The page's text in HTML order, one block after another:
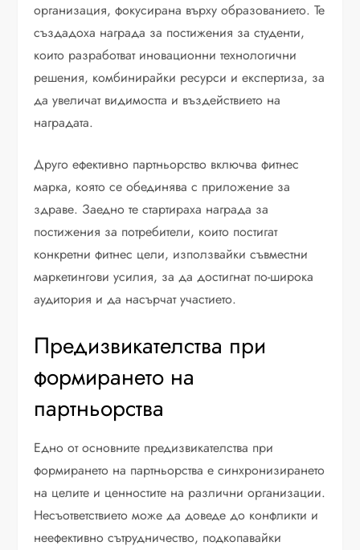
организация, фокусирана върху образованието. Те
създадоха награда за постижения за студенти,
които разработват иновационни технологични
решения, комбинирайки ресурси и експертиза, за
да увеличат видимостта и въздействието на
наградата.
Друго ефективно партньорство включва фитнес
марка, която се обединява с приложение за
здраве. Заедно те стартираха награда за
постижения за потребители, които постигат
конкретни фитнес цели, използвайки съвместни
маркетингови усилия, за да достигнат по-широка
аудитория и да насърчат участието.
Предизвикателства при
формирането на
партньорства
Едно от основните предизвикателства при
формирането на партньорства е синхронизирането
на целите и ценностите на различни организации.
Несъответствието може да доведе до конфликти и
неефективно сътрудничество, подкопавайки